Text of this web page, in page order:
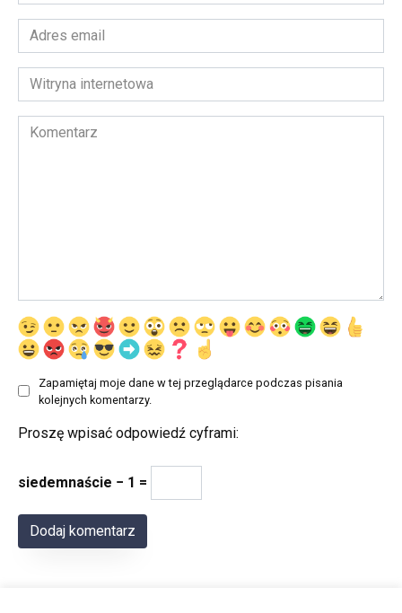
Adres
email
*Witryna
internetowa
Komentarz
Zapamiętaj moje dane w tej przeglądarce podczas pisania
kolejnych komentarzy.
Proszę wpisać odpowiedź cyframi:
siedemnaście − 1 =